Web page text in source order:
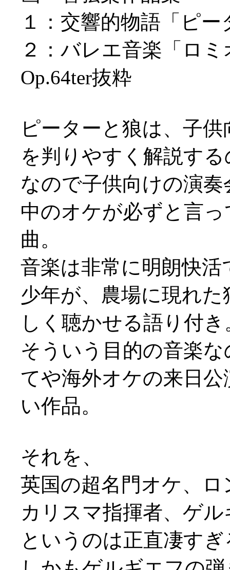
１：交響的物語「ピ
２：バレエ音楽「ロ
Op.64ter抜粋
ピーターと狼は、子
を判りやすく解説す
なので子供向けの演
中のオケが必ずと言
曲。
音楽は非常に明朗快
少年が、農場に現れ
しく聴かせる語り付き
そういう目的の音楽
てや海外オケの来日
い作品。
それを、
英国の超名門オケ、
カリスマ指揮者、ゲ
というのは正直凄す